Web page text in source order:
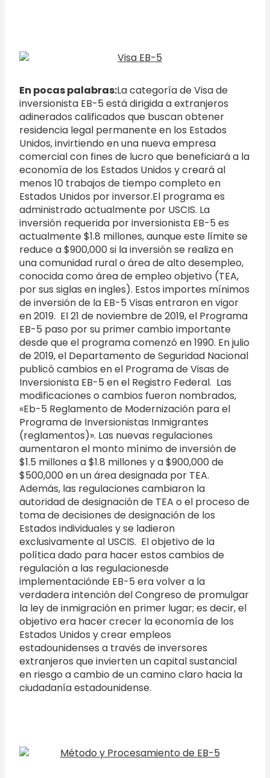
En pocas palabras:La categoría de Visa de
inversionista EB-5 está dirigida a extranjeros
adinerados calificados que buscan obtener
residencia legal permanente en los Estados
Unidos, invirtiendo en una nueva empresa
comercial con fines de lucro que beneficiará a la
economía de los Estados Unidos y creará al
menos 10 trabajos de tiempo completo en
Estados Unidos por inversor.El programa es
administrado actualmente por USCIS. La
inversión requerida por inversionista EB-5 es
actualmente $1.8 millones, aunque este límite se
reduce a $900,000 si la inversión se realiza en
una comunidad rural o área de alto desempleo,
conocida como área de empleo objetivo (TEA,
por sus siglas en ingles). Estos importes mínimos
de inversión de la EB-5 Visas entraron en vigor
en 2019. El 21 de noviembre de 2019, el Programa
EB-5 paso por su primer cambio importante
desde que el programa comenzó en 1990. En julio
de 2019, el Departamento de Seguridad Nacional
publicó cambios en el Programa de Visas de
Inversionista EB-5 en el Registro Federal. Las
modificaciones o cambios fueron nombrados,
«Eb-5 Reglamento de Modernización para el
Programa de Inversionistas Inmigrantes
(reglamentos)». Las nuevas regulaciones
aumentaron el monto mínimo de inversión de
$1.5 millones a $1.8 millones y a $900,000 de
$500,000 en un área designada por TEA.
Además, las regulaciones cambiaron la
autoridad de designación de TEA o el proceso de
toma de decisiones de designación de los
Estados individuales y se ladieron
exclusivamente al USCIS. El objetivo de la
política dado para hacer estos cambios de
regulación a las regulacionesde
implementaciónde EB-5 era volver a la
verdadera intención del Congreso de promulgar
la ley de inmigración en primer lugar; es decir, el
objetivo era hacer crecer la economía de los
Estados Unidos y crear empleos
estadounidenses a través de inversores
extranjeros que invierten un capital sustancial
en riesgo a cambio de un camino claro hacia la
ciudadanía estadounidense.